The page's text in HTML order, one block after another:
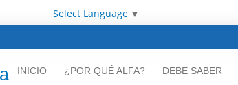
Select Language ▼
INICIO ¿POR QUÉ ALFA? DEBE SABER